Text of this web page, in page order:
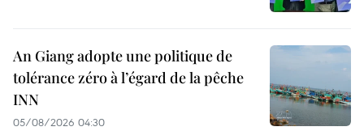
An Giang adopte une politique de
tolérance zéro à l’égard de la pêche
INN
05/08/2026 04:30